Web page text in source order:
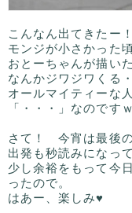
こんなん出てきたー
モンジが小さかった
おとーちゃんが描い
なんかジワジワくる
オールマイティーな
「・・・」なのです
さて！ 今宵は最後の
出発も秒読みになっ
少し余裕をもって今
ったので。
はあー、楽しみ♥